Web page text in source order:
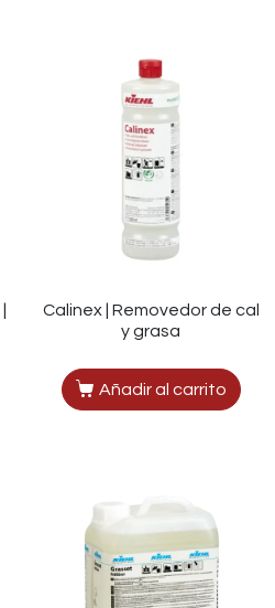
Calinex | Removedor de cal
y grasa
Añadir al carrito